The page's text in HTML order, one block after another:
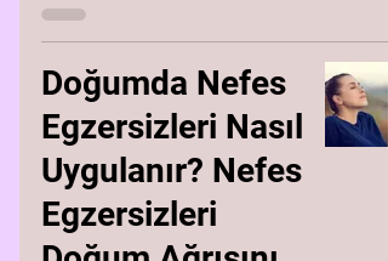
Doğumda Nefes
Egzersizleri Nasıl
Uygulanır? Nefes
Egzersizleri